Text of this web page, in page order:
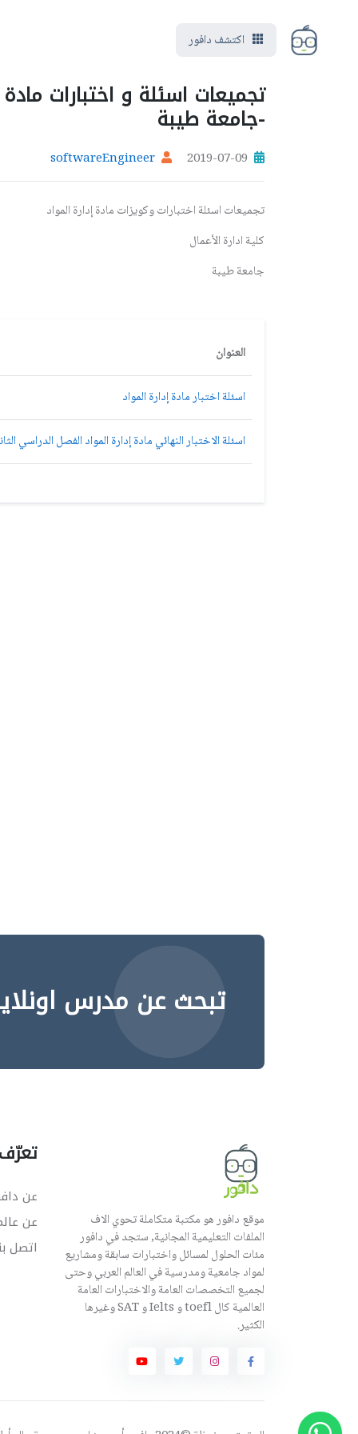
اكتشف دافور
تجميعات اسئلة و اختبارات مادة
-جامعة طيبة
2019-07-09
softwareEngineer
تجميعات اسئلة اختبارات وكويزات مادة إدارة المواد
كلية ادارة الأعمال
جامعة طيبة
العنوان
اسئلة اختبار مادة إدارة المواد
اسئلة الاختبار النهائي مادة إدارة المواد الفصل الدراسي الثاني
تبحث عن مدرس
موقع دافور هو مكتبة متكاملة تحوي الاف
الملفات التعليمية المجانية, ستجد في دافور
مئات الحلول لمسائل واختبارات سابقة ومشاريع
لمواد جامعية ومدرسية في العالم العربي وحتى
لجميع التخصصات العامة والاختبارات العامة
العالمية كال toefl و Ielts و SAT وغيرها
الكثير.
عن
عن
اتصل